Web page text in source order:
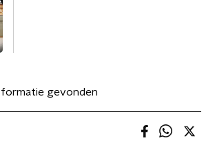
gevonden